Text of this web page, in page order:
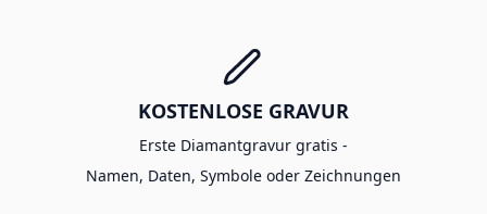
KOSTENLOSE GRAVUR
Erste Diamantgravur gratis -
Namen, Daten, Symbole oder Zeichnungen